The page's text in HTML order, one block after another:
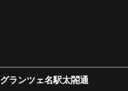
グランツェ名駅太閤通